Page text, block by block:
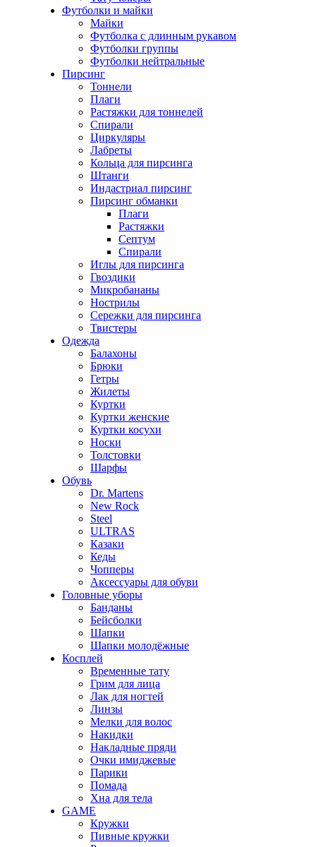
Футболки и майки
Майки
Футболка с длинным рукавом
Футболки группы
Футболки нейтральные
Пирсинг
Тоннели
Плаги
Растяжки для тоннелей
Спирали
Циркуляры
Лабреты
Кольца для пирсинга
Штанги
Индастриал пирсинг
Пирсинг обманки
Плаги
Растяжки
Септум
Спирали
Иглы для пирсинга
Гвоздики
Микробананы
Нострилы
Сережки для пирсинга
Твистеры
Одежда
Балахоны
Брюки
Гетры
Жилеты
Куртки
Куртки женские
Куртки косухи
Носки
Толстовки
Шарфы
Обувь
Dr. Martens
New Rock
Steel
ULTRAS
Казаки
Кеды
Чопперы
Аксессуары для обуви
Головные уборы
Банданы
Бейсболки
Шапки
Шапки молодёжные
Косплей
Временные тату
Грим для лица
Лак для ногтей
Линзы
Мелки для волос
Накидки
Накладные пряди
Очки имиджевые
Парики
Помада
Хна для тела
GAME
Кружки
Пивные кружки